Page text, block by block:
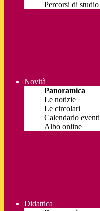
Percorsi di studio
Novità
Panoramica
Le notizie
Le circolari
Calendario eventi
Albo online
Didattica